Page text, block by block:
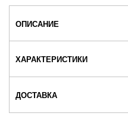
ОПИСАНИЕ
ХАРАКТЕРИСТИКИ
ДОСТАВКА